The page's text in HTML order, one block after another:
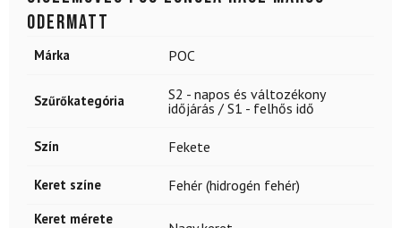
Odermatt
Márka POC
Szűrőkategória
S2 - napos és változékony
időjárás / S1 - felhős idő
Szín Fekete
Keret színe Fehér (hidrogén fehér)
Keret mérete